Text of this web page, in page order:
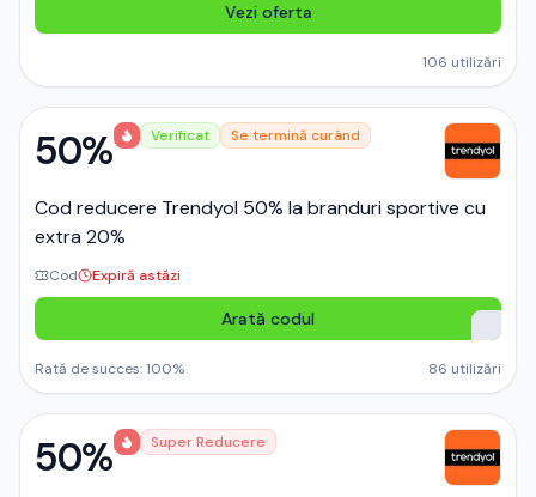
Vezi oferta
106 utilizări
50% Verificat Se termină curând
Cod reducere Trendyol 50% la branduri sportive cu
extra 20%
Cod Expiră astăzi
Arată codul
Rată de succes:100% 86 utilizări
50% Super Reducere